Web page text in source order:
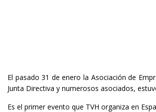
El pasado 31 de enero la Asociación de
Junta Directiva y numerosos asociados,
Es el primer evento que TVH organiza en